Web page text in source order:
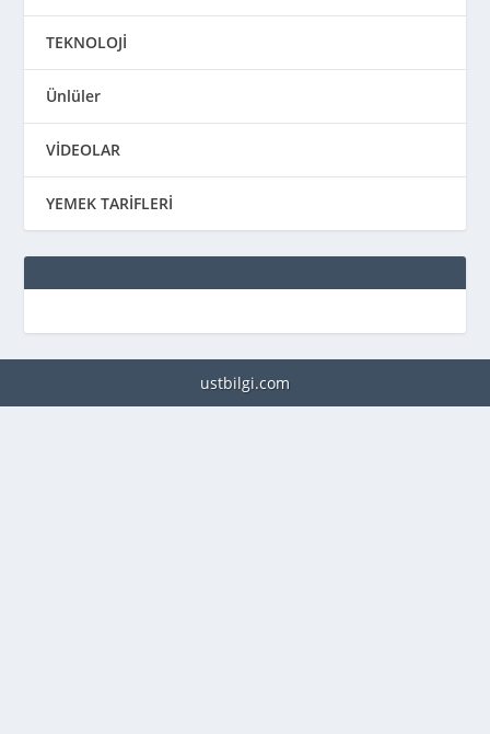
TEKNOLOJİ
Ünlüler
VİDEOLAR
YEMEK TARİFLERİ
ustbilgi.com